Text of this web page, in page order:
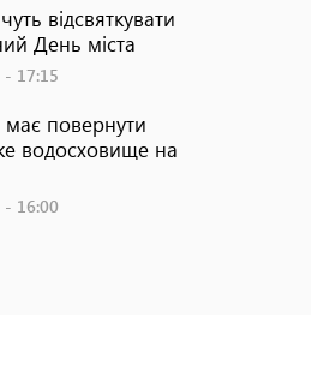
відсвяткувати
День міста
- 17:15
повернути
водосховище на
- 16:00